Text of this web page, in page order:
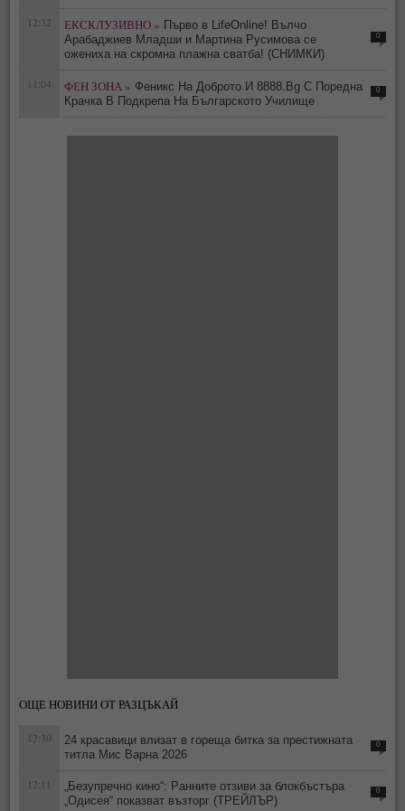
12:32 ЕКСКЛУЗИВНО » Първо в LifeOnline! Вълчо
Арабаджиев Младши и Мартина Русимова сe
oжениха на скромна плажна сватба! (СНИМКИ)
0
11:04 ФЕН ЗОНА » Феникс На Доброто И 8888.Bg С Поредна
Крачка В Подкрепа На Българското Училище
0
ОЩЕ НОВИНИ ОТ РАЗЦЪКАЙ
12:30
24 красавици влизат в гореща битка за престижната
титла Мис Варна 2026
0
12:11
„Безупречно кино“: Ранните отзиви за блокбъстъра
„Одисея“ показват възторг (ТРЕЙЛЪР)
0